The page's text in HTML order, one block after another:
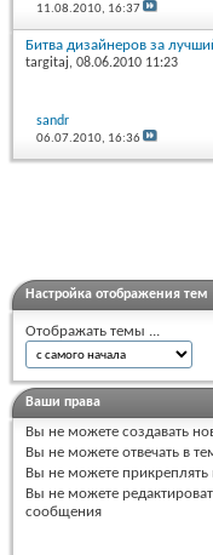
11.08.2010, 16:37
Битва дизайнеров за
targitaj, 08.06.2010 11:23
sandr
06.07.2010, 16:36
Настройка отображения тем
Отображать темы ...
Ваши права
Вы не можете создавать
Вы не можете отвечать в
Вы не можете
Вы не можете
сообщения